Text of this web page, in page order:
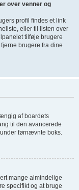
over venner og
profil findes et link
eller til listen over
tilføje brugere
brugere fra dine
af boardets
til den avancerede
førnævnte boks.
mange almindelige
specifikt og at bruge